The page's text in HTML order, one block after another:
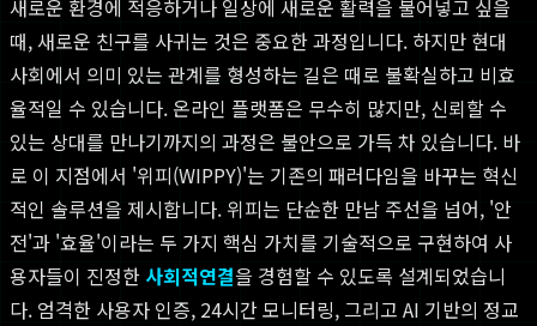
새로운 환경에 적응하거나 일상에 새로운 활력을 불어넣고 싶을
때, 새로운 친구를 사귀는 것은 중요한 과정입니다. 하지만 현대
사회에서 의미 있는 관계를 형성하는 길은 때로 불확실하고 비효
율적일 수 있습니다. 온라인 플랫폼은 무수히 많지만, 신뢰할 수
있는 상대를 만나기까지의 과정은 불안으로 가득 차 있습니다. 바
로 이 지점에서 '위피(WIPPY)'는 기존의 패러다임을 바꾸는 혁신
적인 솔루션을 제시합니다. 위피는 단순한 만남 주선을 넘어, '안
전'과 '효율'이라는 두 가지 핵심 가치를 기술적으로 구현하여 사
용자들이 진정한 사회적연결을 경험할 수 있도록 설계되었습니
다. 엄격한 사용자 인증, 24시간 모니터링, 그리고 AI 기반의 정교